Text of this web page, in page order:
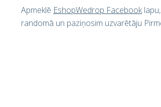
Apmeklē EshopWedrop Facebook
randomā un paziņosim uzvarētāju